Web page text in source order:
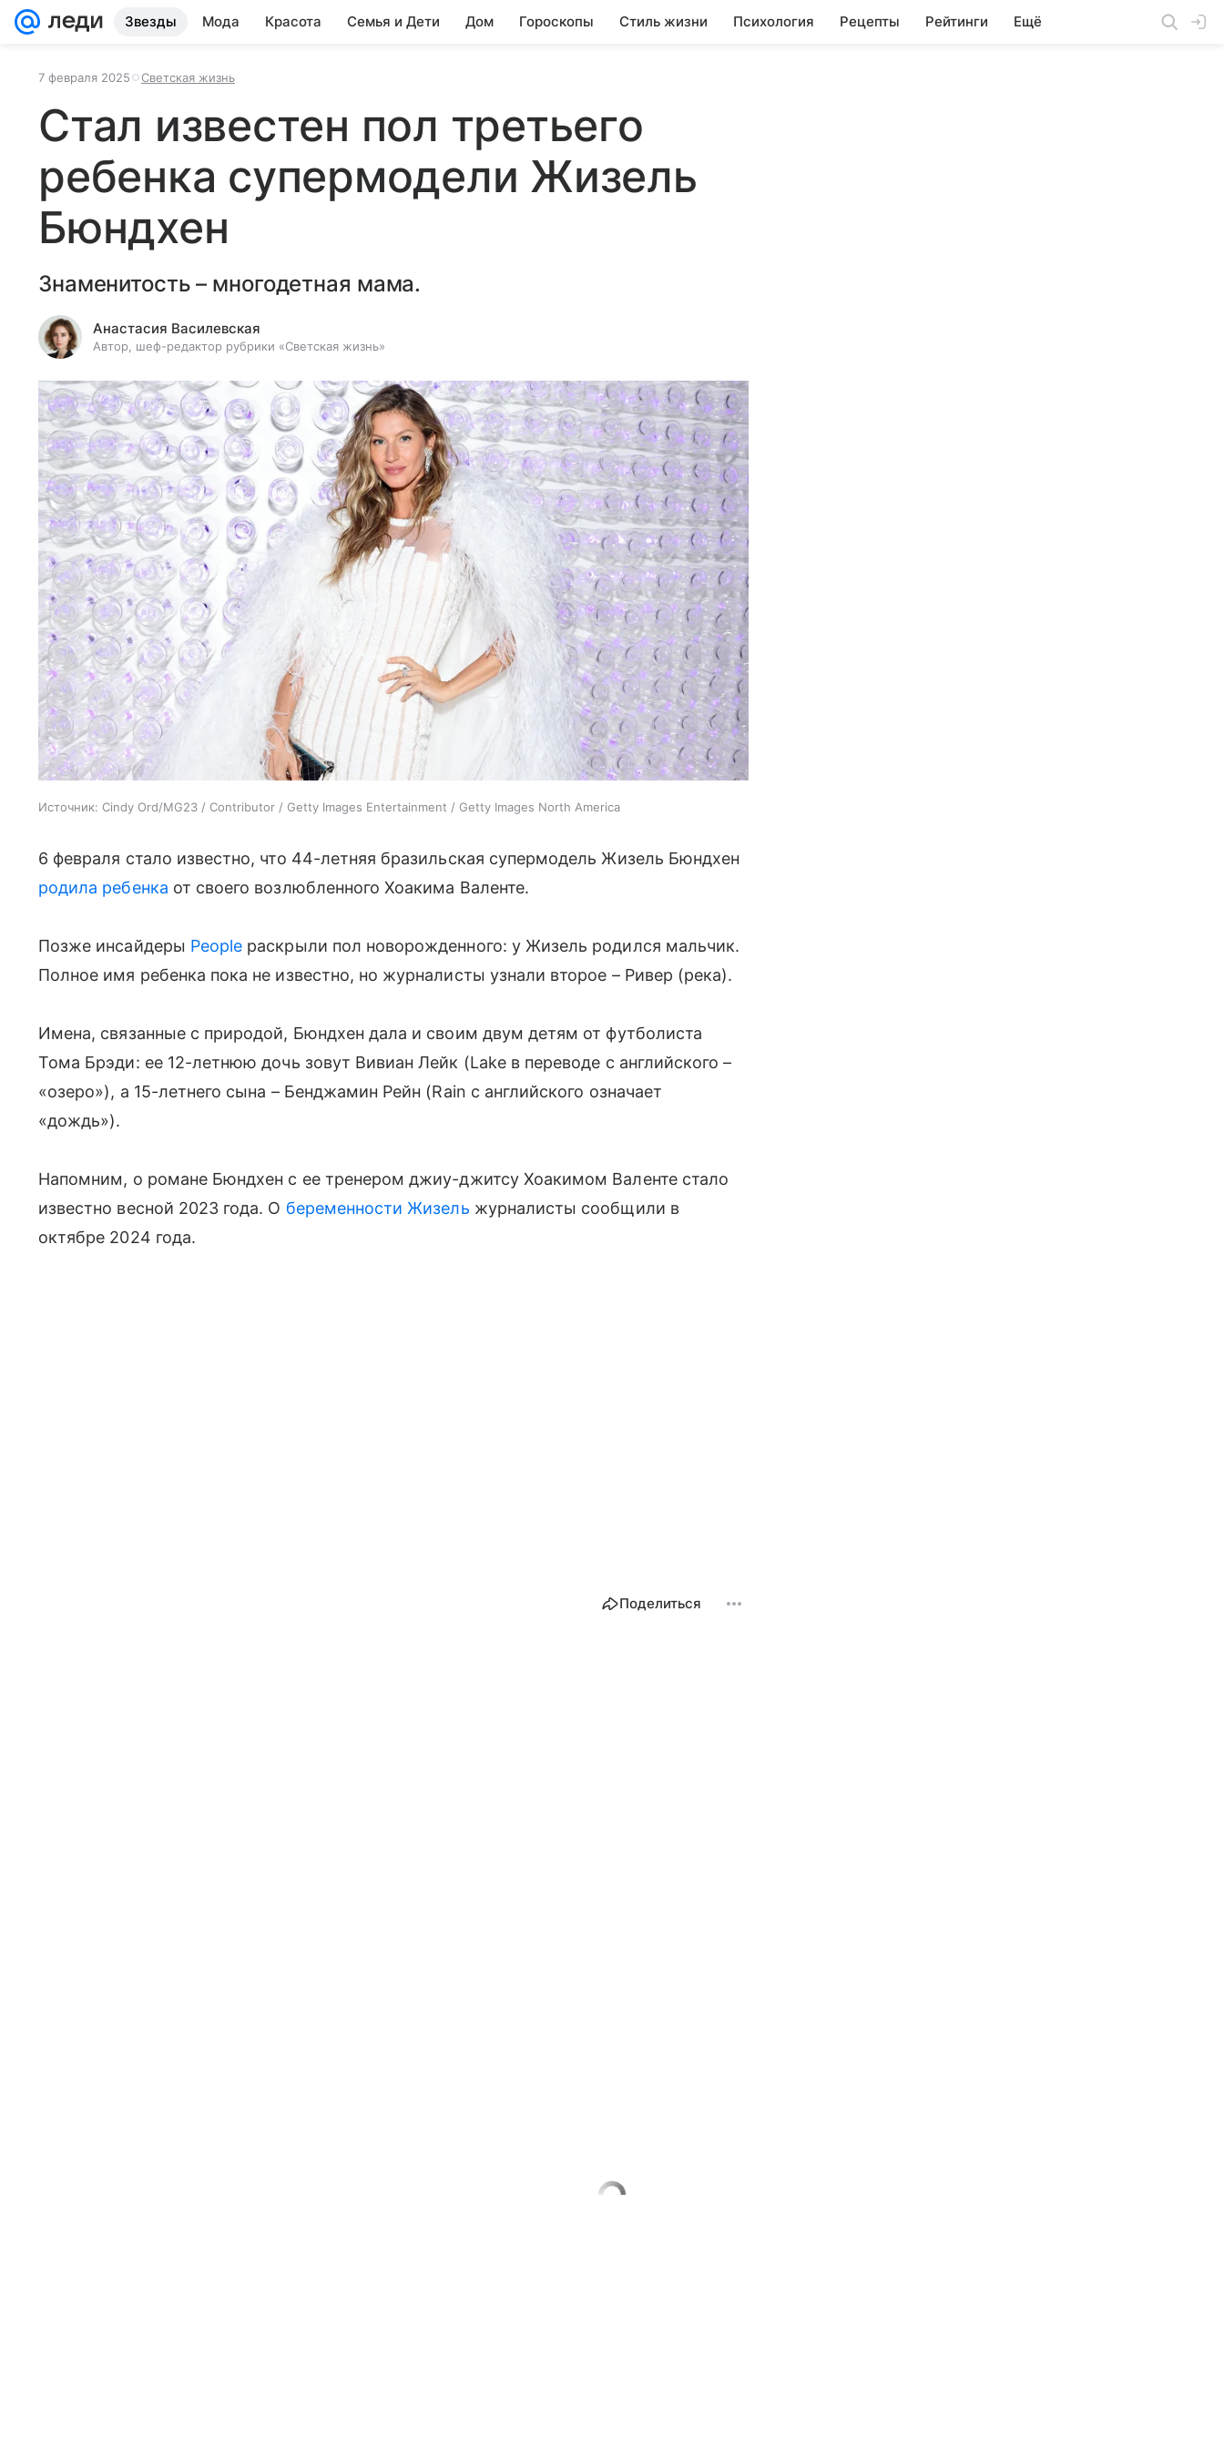
Звезды Мода Красота Семья и Дети Дом Гороскопы Стиль жизни Психология Рецепты Рейтинги Ещё
7 февраля 2025 Светская жизнь
Стал известен пол третьего
ребенка супермодели Жизель
Бюндхен
Знаменитость – многодетная мама.
Анастасия Василевская
Автор, шеф-редактор рубрики «Светская жизнь»
Источник: Cindy Ord/MG23 / Contributor / Getty Images Entertainment / Getty Images North America
6 февраля стало известно, что 44-летняя бразильская супермодель Жизель Бюндхен
родила ребенка от своего возлюбленного Хоакима Валенте.
Позже инсайдеры People раскрыли пол новорожденного: у Жизель родился мальчик.
Полное имя ребенка пока не известно, но журналисты узнали второе – Ривер (река).
Имена, связанные с природой, Бюндхен дала и своим двум детям от футболиста
Тома Брэди: ее 12-летнюю дочь зовут Вивиан Лейк (Lake в переводе с английского –
«озеро»), а 15-летнего сына – Бенджамин Рейн (Rain с английского означает
«дождь»).
Напомним, о романе Бюндхен с ее тренером джиу-джитсу Хоакимом Валенте стало
известно весной 2023 года. О беременности Жизель журналисты сообщили в
октябре 2024 года.
Поделиться